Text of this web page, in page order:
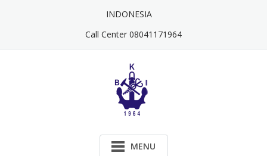
INDONESIA
Call Center 08041171964
MENU